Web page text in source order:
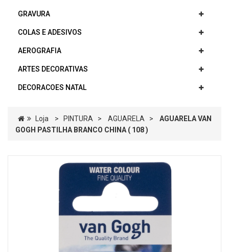
GRAVURA
COLAS E ADESIVOS
AEROGRAFIA
ARTES DECORATIVAS
DECORACOES NATAL
Loja > PINTURA > AGUARELA >
AGUARELA VAN
GOGH PASTILHA BRANCO CHINA ( 108 )